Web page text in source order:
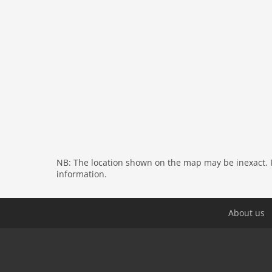
NB: The location shown on the map may be
information.
About us